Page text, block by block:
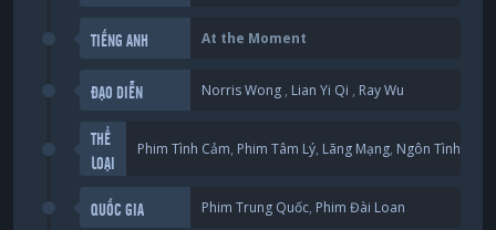
TIẾNG ANH At the Moment
ĐẠO DIỄN Norris Wong , Lian Yi Qi , Ray Wu
THỂ
LOẠI
Phim Tình Cảm, Phim Tâm Lý, Lãng Mạng, Ngôn Tình
QUỐC GIA Phim Trung Quốc, Phim Đài Loan